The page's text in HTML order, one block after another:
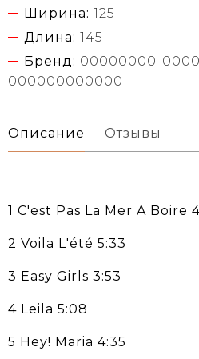
Ширина: 125
Длина: 145
Бренд: 00000000-
000000000000
Описание Отзывы
1 C'est Pas La Mer A Boire
2 Voila L'été 5:33
3 Easy Girls 3:53
4 Leila 5:08
5 Hey! Maria 4:35